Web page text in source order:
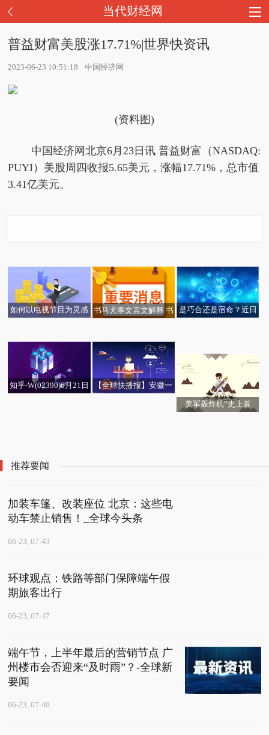
当代财经网
普益财富美股涨17.71%|世界快资讯
2023-06-23 10:51:18 中国经济网
(资料图)
中国经济网北京6月23日讯 普益财富（NASDAQ:
PUYI）美股周四收报5.65美元，涨幅17.71%，总市值
3.41亿美元。
如何以电视节目为灵感
送给男士令人心动的浪
漫礼物？
书马犬事文言文解释 书
是巧合还是宿命？近日
遇难者的后裔！
黄埔南部旧改项目_全球
知乎-W(02390)6月21日
【全球快播报】安徽一
美军轰炸机“史上首
推荐要闻
加装车篷、改装座位 北京：这些电
动车禁止销售！_全球今头条
06-23, 07:43
环球观点：铁路等部门保障端午假
期旅客出行
06-23, 07:47
端午节，上半年最后的营销节点 广
州楼市会否迎来“及时雨”？-全球新
要闻
06-23, 07:40